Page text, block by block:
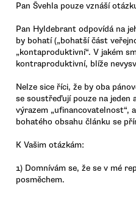
Pan Švehla pouze vznáší
Pan Hyldebrant odpovídá na
by bohatí („bohatší část
„kontaproduktivní“. V jakém
kontraproduktivní, blíže
Nelze sice říci, že by oba
se soustřeďují pouze na jeden
výrazem „ufinancovatelnost“,
bohatého obsahu článku se
K Vašim otázkám:
1) Domnívám se, že se v mé
posměchem.